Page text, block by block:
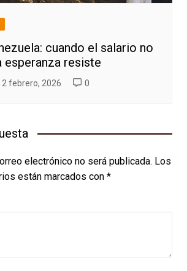
cuando el salario no
esperanza resiste
2 febrero, 2026 0
electrónico no será publicada. Los
están marcados con *